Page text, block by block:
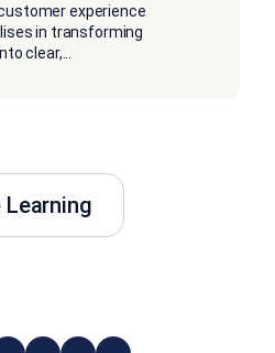
experience
in transforming
clear,
Learning